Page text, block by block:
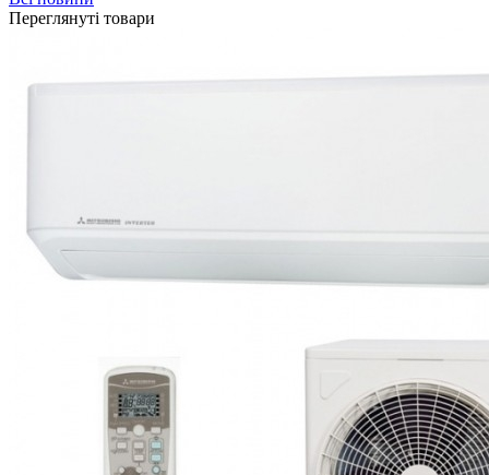
Переглянуті товари